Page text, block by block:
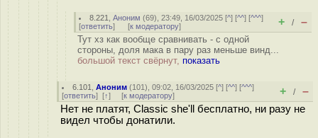
8.221 ,Аноним (69), 23:49, 16/03/2025 [^] [^^] [^^^]
[ответить] [к модератору] + / –
Тут хз как вообще сравнивать - с одной
стороны, доля мака в пару раз меньше винд...
большой текст свёрнут, показать
6.101 ,Аноним (101), 09:02, 16/03/2025 [^] [^^] [^^^]
[ответить] [↑] [к модератору] + / –
Нет не платят, Classic she'll бесплатно, ни разу не
видел чтобы донатили.